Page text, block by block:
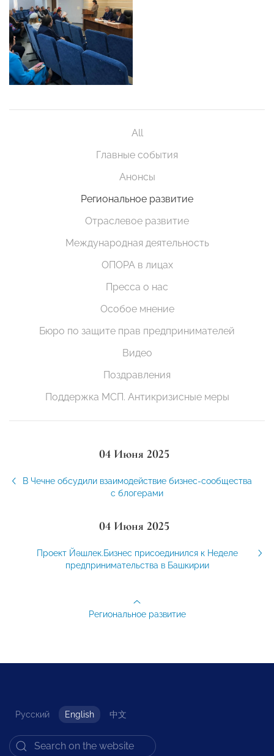
All
Главные события
Анонсы
Региональное развитие
Отраслевое развитие
Международная деятельность
ОПОРА в лицах
Пресса о нас
Особое мнение
Бюро по защите прав предпринимателей
Видео
Поздравления
Поддержка МСП. Антикризисные меры
04 Июня 2025
В Чечне обсудили взаимодействие бизнес-сообщества
с блогерами
04 Июня 2025
Проект Йәшлек.Бизнес присоединился к Неделе
предпринимательства в Башкирии
Региональное развитие
Русский English 中文